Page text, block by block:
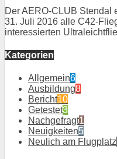
Der AERO-CLUB Stendal
31. Juli 2016 alle C42-
interessierten
Kategorien
Allgemein6
Ausbildung8
Bericht10
Getestet3
Nachgefragt1
Neuigkeiten5
Neulich am Flugplatz